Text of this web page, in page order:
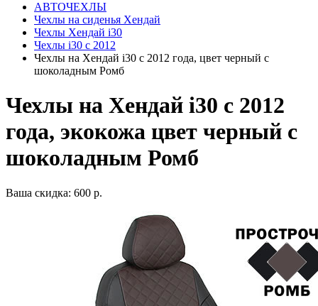
АВТОЧЕХЛЫ
Чехлы на сиденья Хендай
Чехлы Хендай i30
Чехлы i30 c 2012
Чехлы на Хендай i30 с 2012 года, цвет черный с
шоколадным Ромб
Чехлы на Хендай i30 с 2012
года, экокожа цвет черный с
шоколадным Ромб
Ваша скидка: 600 р.